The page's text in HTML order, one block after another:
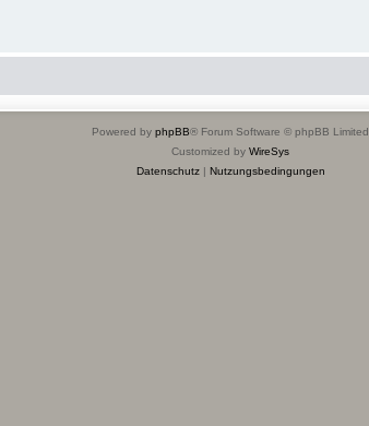
Powered by phpBB® Forum Software © phpBB Limited
Customized by WireSys
Datenschutz| Nutzungsbedingungen